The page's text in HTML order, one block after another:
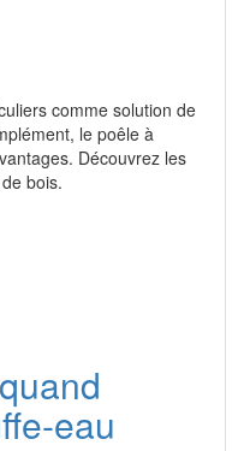
comme solution de
le poêle à
Découvrez les
bois.
eau